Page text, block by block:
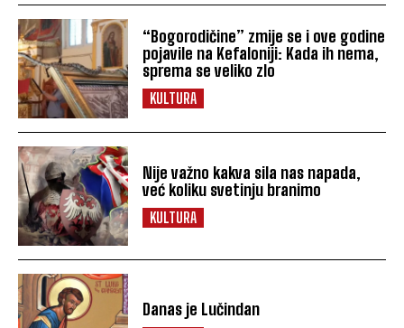
“Bogorodičine” zmije se i ove godine
pojavile na Kefaloniji: Kada ih nema,
sprema se veliko zlo
KULTURA
Nije važno kakva sila nas napada,
već koliku svetinju branimo
KULTURA
Danas je Lučindan